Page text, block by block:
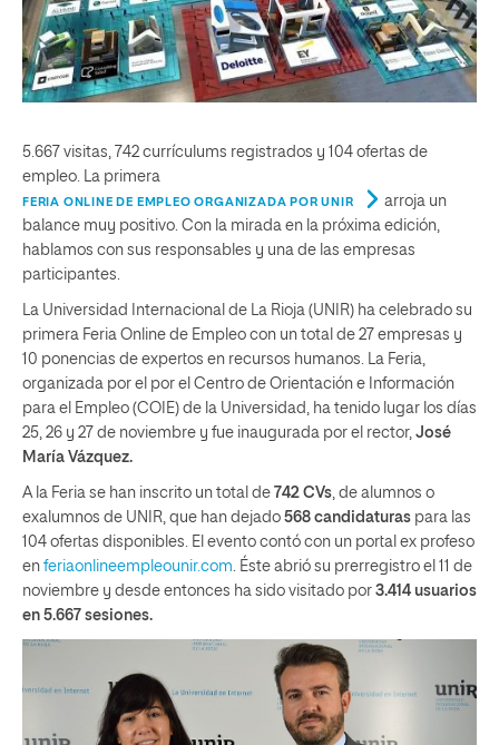
5.667 visitas, 742 currículums registrados y 104 ofertas de
empleo. La primera
FERIA ONLINE DE EMPLEO ORGANIZADA POR UNIR
arroja un
balance muy positivo. Con la mirada en la próxima edición,
hablamos con sus responsables y una de las empresas
participantes.
La Universidad Internacional de La Rioja (UNIR) ha celebrado su
primera Feria Online de Empleo con un total de 27 empresas y
10 ponencias de expertos en recursos humanos. La Feria,
organizada por el por el Centro de Orientación e Información
para el Empleo (COIE) de la Universidad, ha tenido lugar los días
25, 26 y 27 de noviembre y fue inaugurada por el rector, José
María Vázquez.
A la Feria se han inscrito un total de 742 CVs, de alumnos o
exalumnos de UNIR, que han dejado 568 candidaturas para las
104 ofertas disponibles. El evento contó con un portal ex profeso
en feriaonlineempleounir.com. Éste abrió su prerregistro el 11 de
noviembre y desde entonces ha sido visitado por 3.414 usuarios
en 5.667 sesiones.